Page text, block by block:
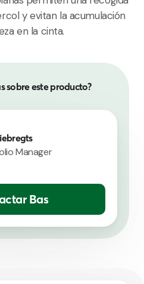
y evitan la acumulación
en la cinta.
sobre este producto?
Manager
Bas